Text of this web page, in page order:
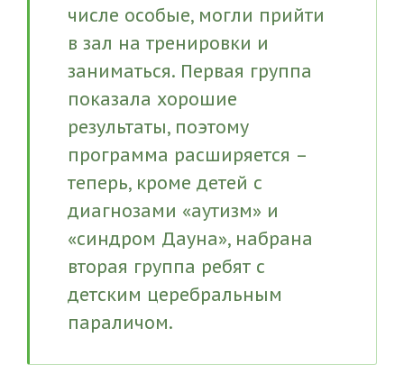
числе особые, могли прийти
в зал на тренировки и
заниматься. Первая группа
показала хорошие
результаты, поэтому
программа расширяется –
теперь, кроме детей с
диагнозами «аутизм» и
«синдром Дауна», набрана
вторая группа ребят с
детским церебральным
параличом.